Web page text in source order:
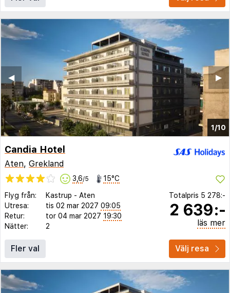
1/10
▶︎
◀︎
Candia Hotel
Aten, Grekland
3,6/5 15°C
Flyg från: Kastrup - Aten
Utresa:
tis 02 mar 2027 09:05
Retur:
tor 04 mar 2027 19:30
Nätter:
2
Totalpris 5 278:-
2 639:-
läs mer
Fler val Välj resa